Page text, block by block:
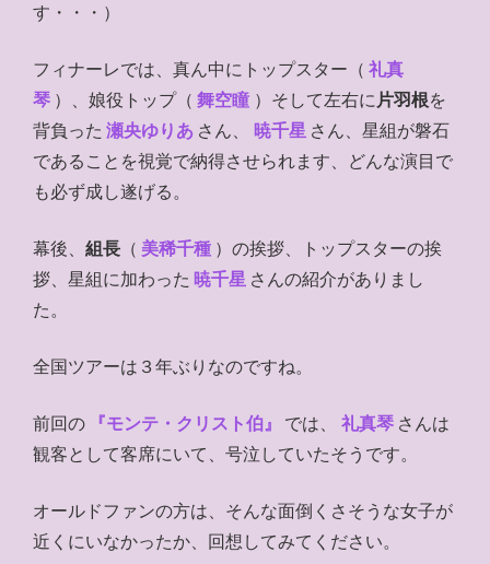
す・・・）
フィナーレでは、真ん中にトップスター（ 礼真
琴 ）、娘役トップ（ 舞空瞳 ）そして左右に片羽根を
背負った 瀬央ゆりあ さん、 暁千星 さん、星組が磐石
であることを視覚で納得させられます、どんな演目で
も必ず成し遂げる。
幕後、 組長 （ 美稀千種 ）の挨拶、トップスターの挨
拶、星組に加わった 暁千星 さんの紹介がありまし
た。
全国ツアーは３年ぶりなのですね。
前回の 『モンテ・クリスト伯』 では、 礼真琴 さんは
観客として客席にいて、号泣していたそうです。
オールドファンの方は、そんな面倒くさそうな女子が
近くにいなかったか、回想してみてください。